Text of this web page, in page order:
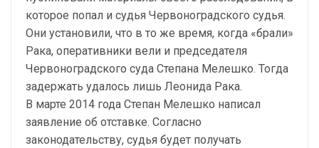
которое попал и судья Червоноградского судья.
Они установили, что в то же время, когда «брали»
Рака, оперативники вели и председателя
Червоноградского суда Степана Мелешко. Тогда
задержать удалось лишь Леонида Рака.
В марте 2014 года Степан Мелешко написал
заявление об отставке. Согласно
законодательству, судья будет получать